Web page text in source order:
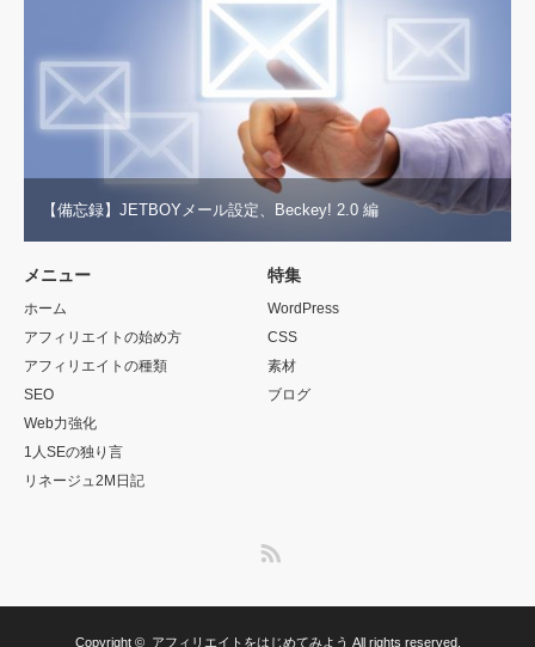
【備忘録】JETBOYメール設定、Beckey! 2.0 編
メニュー
ホーム
アフィリエイトの始め方
アフィリエイトの種類
SEO
Web力強化
1人SEの独り言
リネージュ2M日記
特集
WordPress
CSS
素材
ブログ
Copyright © アフィリエイトをはじめてみよう All rights reserved.